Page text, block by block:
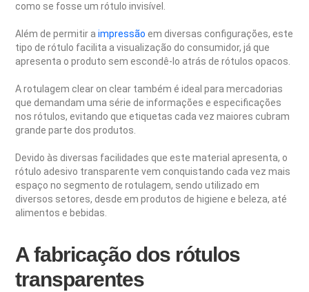
como se fosse um rótulo invisível.
Além de permitir aimpressão em diversas configurações, este
tipo de rótulo facilita a visualização do consumidor, já que
apresenta o produto sem escondê-lo atrás de rótulos opacos.
A rotulagem clear on clear também é ideal para mercadorias
que demandam uma série de informações e especificações
nos rótulos, evitando que etiquetas cada vez maiores cubram
grande parte dos produtos.
Devido às diversas facilidades que este material apresenta, o
rótulo adesivo transparente vem conquistando cada vez mais
espaço no segmento de rotulagem, sendo utilizado em
diversos setores, desde em produtos de higiene e beleza, até
alimentos e bebidas.
A fabricação dos rótulos
transparentes